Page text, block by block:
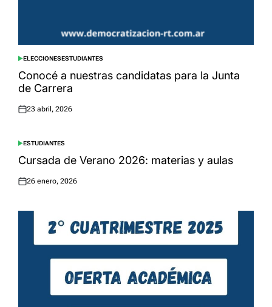
POSTED
IN
ELECCIONESESTUDIANTES
Conocé a nuestras candidatas para la Junta
de Carrera
Posted
23 abril, 2026
POSTED
IN
ESTUDIANTES
Cursada de Verano 2026: materias y aulas
Posted
26 enero, 2026